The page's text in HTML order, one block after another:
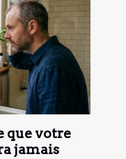
que votre
jamais